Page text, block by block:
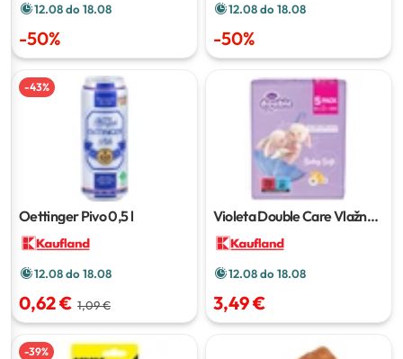
12.08 do 18.08
-50%
12.08 do 18.08
-50%
-43%
Oettinger Pivo0,5 l
12.08 do 18.08
0,62 € 1,09 €
Violeta Double Care Vlažne
12.08 do 18.08
3,49 €
-39%